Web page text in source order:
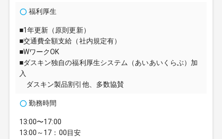
福利厚生
■1年更新（原則更新）
■交通費全額支給（社内規定有）
■WワークOK
■ダスキン独自の福利厚生システム（あいあいくらぶ）加
入
ダスキン製品割引他、多数協賛
勤務時間
13:00〜17:00
13:00～17：00目安